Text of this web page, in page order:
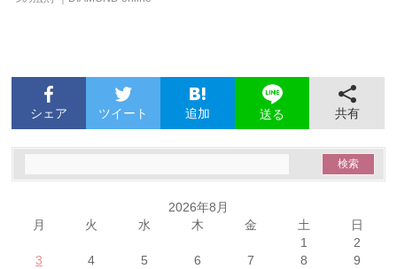
シェア ツイート 追加 送る 共有
2026年8月
月
火 水 木 金 土 日
1
2
3
4 5 6 7 8
9